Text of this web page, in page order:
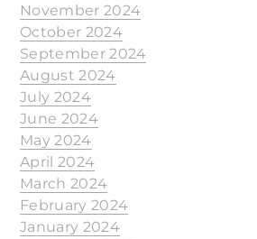
November 2024
October 2024
September 2024
August 2024
July 2024
June 2024
May 2024
April 2024
March 2024
February 2024
January 2024